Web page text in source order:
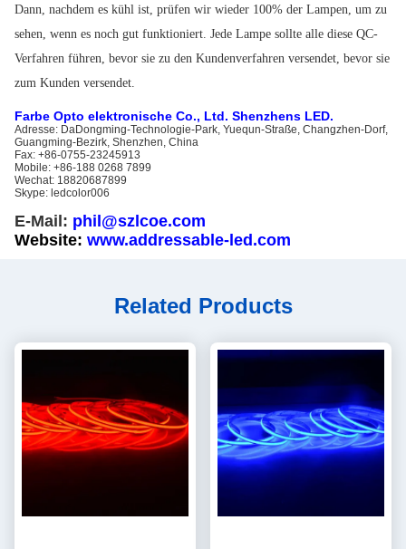
Dann, nachdem es kühl ist, prüfen wir wieder 100% der Lampen, um zu
sehen, wenn es noch gut funktioniert. Jede Lampe sollte alle diese QC-
Verfahren führen, bevor sie zu den Kundenverfahren versendet, bevor sie
zum Kunden versendet.
Farbe Opto elektronische Co., Ltd. Shenzhens LED.
Adresse: DaDongming-Technologie-Park, Yuequn-Straße, Changzhen-Dorf,
Guangming-Bezirk, Shenzhen, China
Fax: +86-0755-23245913
Mobile: +86-188 0268 7899
Wechat: 18820687899
Skype: ledcolor006
E-Mail: phil@szlcoe.com
Website: www.addressable-led.com
Related Products